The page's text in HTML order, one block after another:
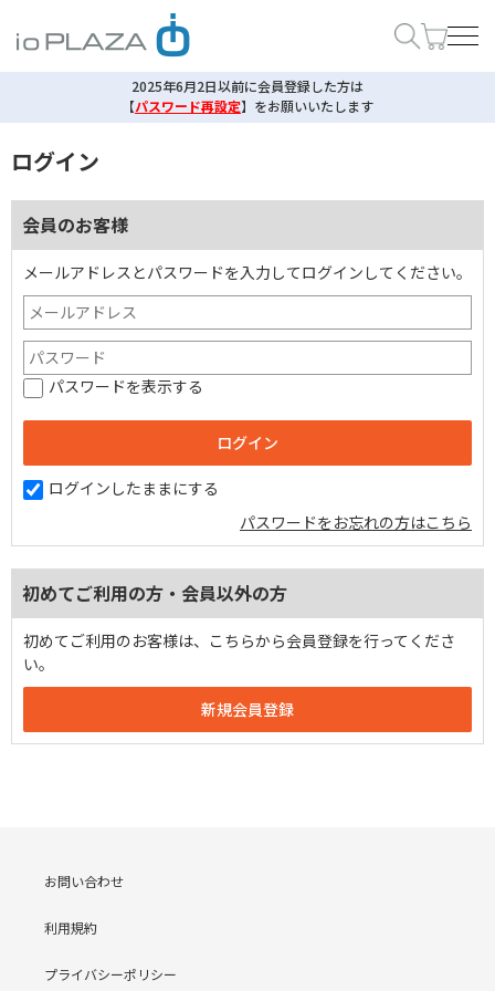
2025年6月2日以前に会員登録した方は
【パスワード再設定】 をお願いいたします
ログイン
会員のお客様
メールアドレスとパスワードを入力してログインしてください。
パスワードを表示する
ログインしたままにする
パスワードをお忘れの方はこちら
初めてご利用の方・会員以外の方
初めてご利用のお客様は、こちらから会員登録を行ってくださ
い。
お問い合わせ
利用規約
プライバシーポリシー